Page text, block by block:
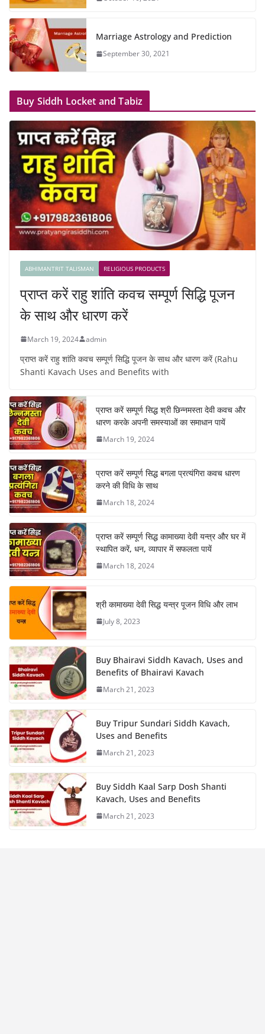
Marriage Astrology and Prediction
September 30, 2021
Buy Siddh Locket and Tabiz
ABHIMANTRIT TALISMAN RELIGIOUS PRODUCTS
प्राप्त करें राहु शांति कवच सम्पूर्ण सिद्धि पूजन
के साथ और धारण करें
March 19, 2024 admin
प्राप्त करें राहु शांति कवच सम्पूर्ण सिद्धि पूजन के साथ और धारण करें (Rahu
Shanti Kavach Uses and Benefits with
प्राप्त करें सम्पूर्ण सिद्ध श्री छिन्नमस्ता देवी कवच और
धारण करके अपनी समस्याओं का समाधान पायें
March 19, 2024
प्राप्त करें सम्पूर्ण सिद्ध बगला प्रत्यंगिरा कवच धारण
करने की विधि के साथ
March 18, 2024
प्राप्त करें सम्पूर्ण सिद्ध कामाख्या देवी यन्त्र और घर में
स्थापित करें, धन, व्यापार में सफलता पायें
March 18, 2024
श्री कामाख्या देवी सिद्ध यन्त्र पूजन विधि और लाभ
July 8, 2023
Buy Bhairavi Siddh Kavach, Uses and
Benefits of Bhairavi Kavach
March 21, 2023
Buy Tripur Sundari Siddh Kavach,
Uses and Benefits
March 21, 2023
Buy Siddh Kaal Sarp Dosh Shanti
Kavach, Uses and Benefits
March 21, 2023